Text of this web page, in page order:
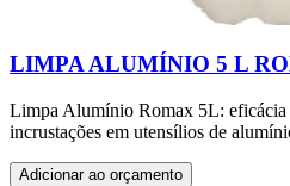
LIMPA ALUMÍNIO 5 L
Limpa Alumínio Romax 5L: eficácia
incrustações em utensílios de
Adicionar ao orçamento